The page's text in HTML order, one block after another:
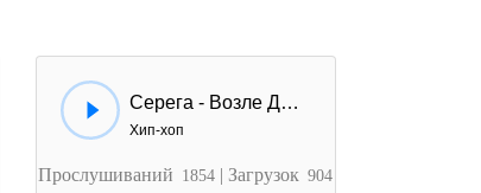
Серега - Возле Дома Твоего
Хип-хоп
Прослушиваний 1854 | Загрузок 904